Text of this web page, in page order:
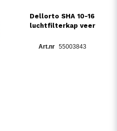
Dellorto SHA 10-16
luchtfilterkap veer
55003843